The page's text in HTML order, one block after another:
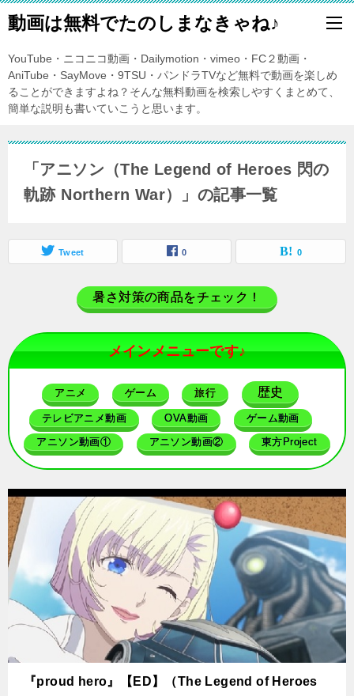
動画は無料でたのしまなきゃね♪
YouTube・ニコニコ動画・Dailymotion・vimeo・FC２動画・
AniTube・SayMove・9TSU・パンドラTVなど無料で動画を楽しめ
ることができますよね？そんな無料動画を検索しやすくまとめて、
簡単な説明も書いていこうと思います。
「アニソン（The Legend of Heroes 閃の
軌跡 Northern War）」の記事一覧
Tweet 0 0
暑さ対策の商品をチェック！
メインメニューです♪
アニメ ゲーム 旅行 歴史
テレビアニメ動画 OVA動画 ゲーム動画
アニソン動画① アニソン動画② 東方Project
『proud hero』【ED】（The Legend of Heroes